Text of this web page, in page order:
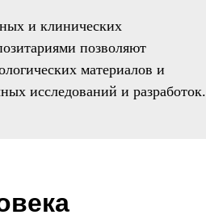
и клинических
позволяют
материалов и
исследований и разработок.